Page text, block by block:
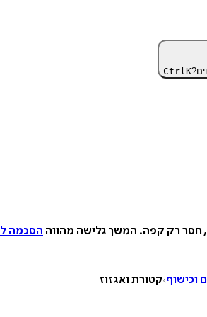
CtrlK
חסר רק קפה. המשך גלישה מהווה הסכמה
וכישוף קטורת ואגזוז